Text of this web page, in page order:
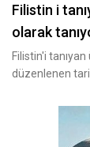
Filistin i
olarak
Filistin'i
düzenlenen